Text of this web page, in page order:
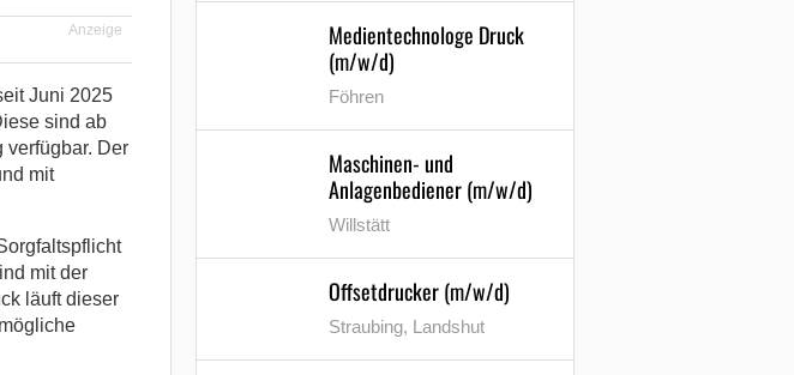
Anzeige
Juni 2025
sind ab
verfügbar. Der
mit
mit der
läuft dieser
Medientechnologe Druck
(m/w/d)
Föhren
Maschinen- und
Anlagenbediener (m/w/d)
Willstätt
Offsetdrucker (m/w/d)
Straubing, Landshut